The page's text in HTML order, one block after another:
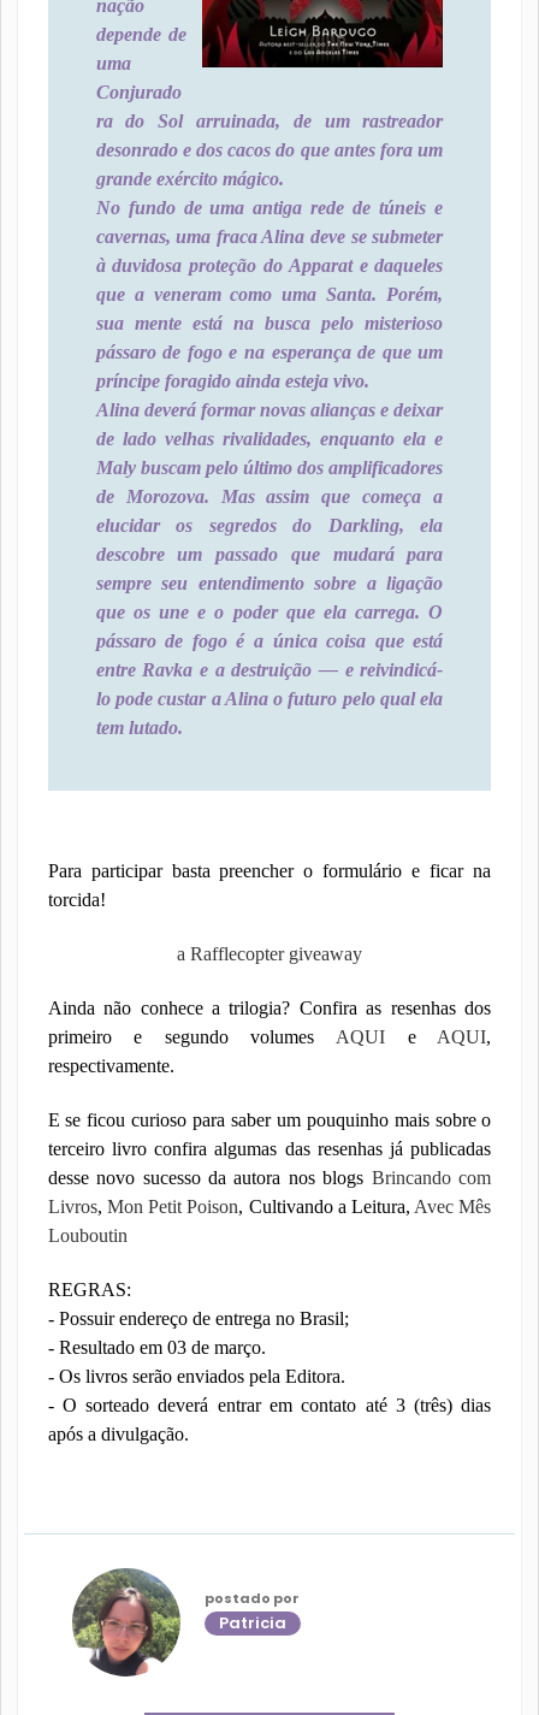
nação
depende de
uma
Conjurado
ra do Sol arruinada, de um rastreador
desonrado e dos cacos do que antes fora um
grande exército mágico.
No fundo de uma antiga rede de túneis e
cavernas, uma fraca Alina deve se submeter
à duvidosa proteção do Apparat e daqueles
que a veneram como uma Santa. Porém,
sua mente está na busca pelo misterioso
pássaro de fogo e na esperança de que um
príncipe foragido ainda esteja vivo.
Alina deverá formar novas alianças e deixar
de lado velhas rivalidades, enquanto ela e
Maly buscam pelo último dos amplificadores
de Morozova. Mas assim que começa a
elucidar os segredos do Darkling, ela
descobre um passado que mudará para
sempre seu entendimento sobre a ligação
que os une e o poder que ela carrega. O
pássaro de fogo é a única coisa que está
entre Ravka e a destruição — e reivindicá-
lo pode custar a Alina o futuro pelo qual ela
tem lutado.
Para participar basta preencher o formulário e ficar na
torcida!
a Rafflecopter giveaway
Ainda não conhece a trilogia? Confira as resenhas dos
primeiro e segundo volumes AQUI e AQUI,
respectivamente.
E se ficou curioso para saber um pouquinho mais sobre o
terceiro livro confira algumas das resenhas já publicadas
desse novo sucesso da autora nos blogs Brincando com
Livros, Mon Petit Poison, Cultivando a Leitura, Avec Mês
Louboutin
REGRAS:
- Possuir endereço de entrega no Brasil;
- Resultado em 03 de março.
- Os livros serão enviados pela Editora.
- O sorteado deverá entrar em contato até 3 (três) dias
após a divulgação.
postado por
Patricia